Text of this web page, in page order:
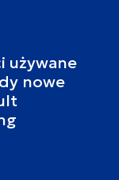
używane
nowe